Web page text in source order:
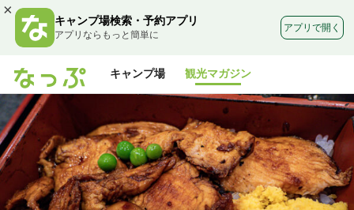
×
キャンプ場検索・予約アプリ
アプリならもっと簡単に
アプリで開く
キャンプ場 観光マガジン